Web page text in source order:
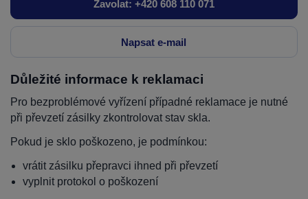
Zavolat: +420 608 110 071
Napsat e-mail
Důležité informace k reklamaci
Pro bezproblémové vyřízení případné reklamace je nutné
při převzetí zásilky zkontrolovat stav skla.
Pokud je sklo poškozeno, je podmínkou:
vrátit zásilku přepravci ihned při převzetí
vyplnit protokol o poškození